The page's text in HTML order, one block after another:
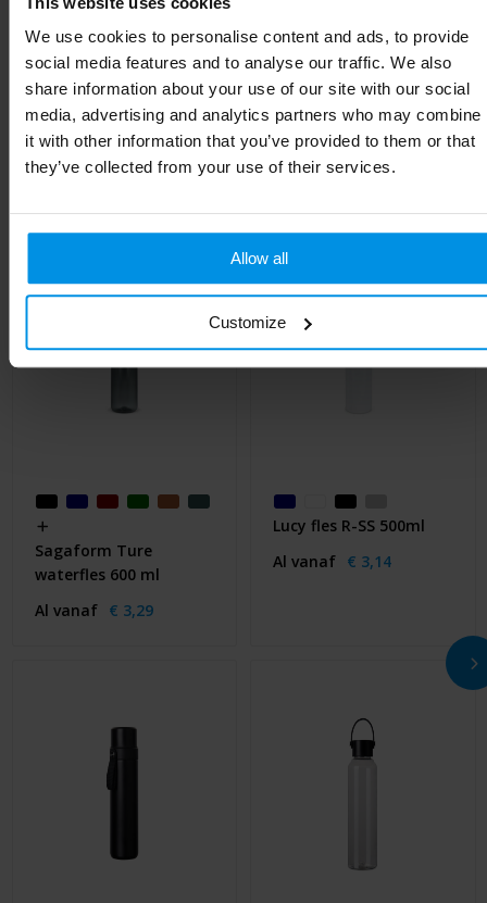
We use cookies to personalise content and ads, to provide
social media features and to analyse our traffic. We also
share information about your use of our site with our social
media, advertising and analytics partners who may combine
it with other information that you’ve provided to them or that
they’ve collected from your use of their services.
Allow all
Customize
Kleur Chroom
Hoogte 24 cm
Gerelateerde producten
Sagaform Ture
waterfles 600 ml
Al vanaf € 3,29
Lucy fles R-SS 500ml
Al vanaf € 3,14